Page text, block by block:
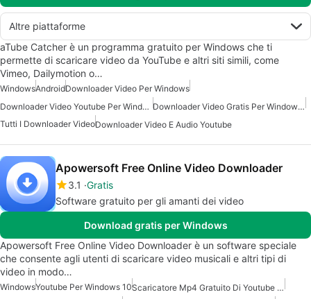
Altre piattaforme
aTube Catcher è un programma gratuito per Windows che ti
permette di scaricare video da YouTube e altri siti simili, come
Vimeo, Dailymotion o…
WindowsAndroidDownloader Video Per Windows
Downloader Video Youtube Per Windows
Downloader Video Gratis Per Windows 7
Tutti I Downloader VideoDownloader Video E Audio Youtube
Apowersoft Free Online Video Downloader
3.1 Gratis
Software gratuito per gli amanti dei video
Download gratis per Windows
Apowersoft Free Online Video Downloader è un software speciale
che consente agli utenti di scaricare video musicali e altri tipi di
video in modo…
WindowsYoutube Per Windows 10
Scaricatore Mp4 Gratuito Di Youtube Per Windows